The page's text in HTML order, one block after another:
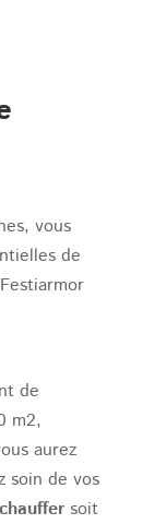
vous
de
de
m2,
aurez
soin de vos
chauffersoit